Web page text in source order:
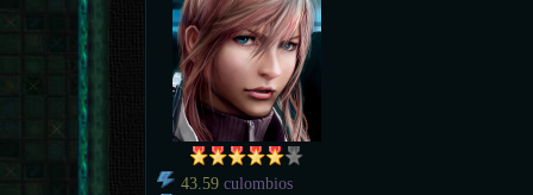
43.59 culombios